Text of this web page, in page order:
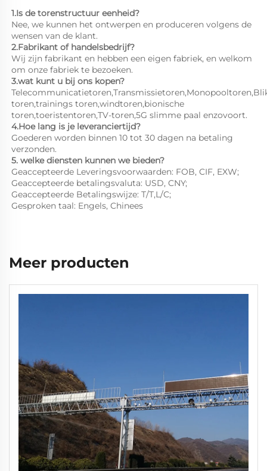
1.Is de torenstructuur eenheid?
Nee, we kunnen het ontwerpen en produceren volgens de
wensen van de klant.
2.Fabrikant of handelsbedrijf?
Wij zijn fabrikant en hebben een eigen fabriek, en welkom
om onze fabriek te bezoeken.
3.wat kunt u bij ons kopen?
toren,trainings toren,windtoren,bionische
toren,toeristentoren,TV-toren,5G slimme paal enzovoort.
4.Hoe lang is je leveranciertijd?
Goederen worden binnen 10 tot 30 dagen na betaling
verzonden.
5. welke diensten kunnen we bieden?
Geaccepteerde Leveringsvoorwaarden: FOB, CIF, EXW;
Geaccepteerde betalingsvaluta: USD, CNY;
Geaccepteerde Betalingswijze: T/T,L/C;
Gesproken taal: Engels, Chinees
Meer producten